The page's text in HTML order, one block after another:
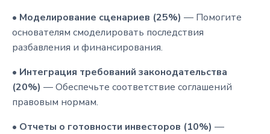
• Моделирование сценариев (25%) — Помогите
основателям смоделировать последствия
разбавления и финансирования.
• Интеграция требований законодательства
(20%) — Обеспечьте соответствие соглашений
правовым нормам.
• Отчеты о готовности инвесторов (10%) —